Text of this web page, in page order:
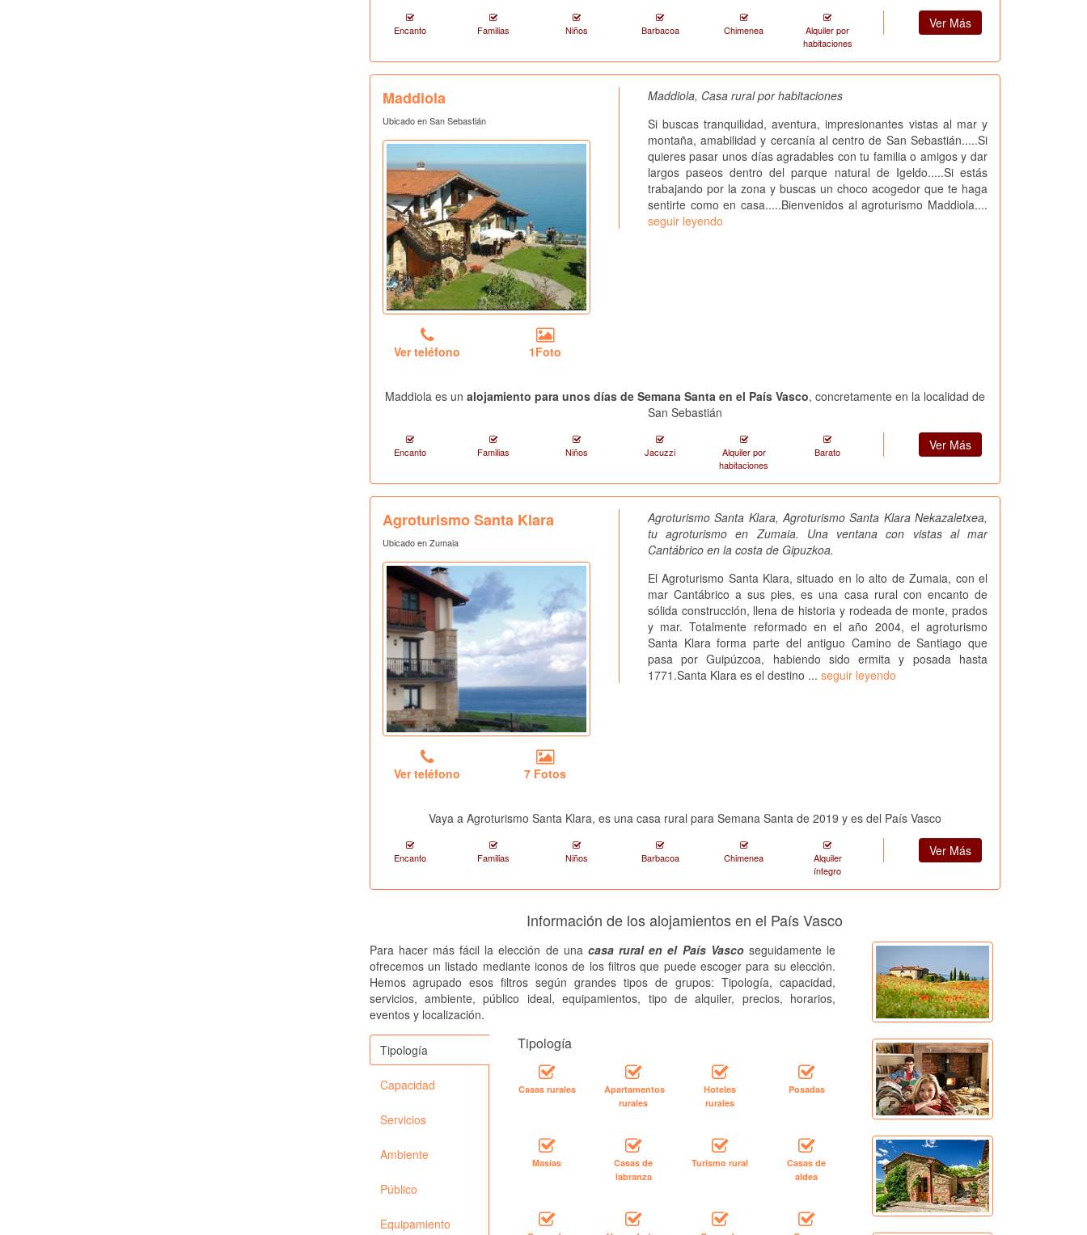
Encanto Familias Niños Barbacoa Chimenea
Alquiler por
habitaciones
Ver Más
Maddiola
Ubicado en San Sebastián
Ver teléfono 1Foto
Maddiola, Casa rural por habitaciones
Si buscas tranquilidad, aventura, impresionantes vistas al mar y
montaña, amabilidad y cercanía al centro de San Sebastián.....Si
quieres pasar unos días agradables con tu familia o amigos y dar
largos paseos dentro del parque natural de Igeldo.....Si estás
trabajando por la zona y buscas un choco acogedor que te haga
sentirte como en casa.....Bienvenidos al agroturismo Maddiola....
seguir leyendo
Maddiola es un alojamiento para unos días de Semana Santa en el País Vasco, concretamente en la localidad de
San Sebastián
Encanto Familias Niños Jacuzzi
Alquiler por
habitaciones
Barato Ver Más
Agroturismo Santa Klara
Ubicado en Zumaia
Ver teléfono 7 Fotos
Agroturismo Santa Klara, Agroturismo Santa Klara Nekazaletxea,
tu agroturismo en Zumaia. Una ventana con vistas al mar
Cantábrico en la costa de Gipuzkoa.
El Agroturismo Santa Klara, situado en lo alto de Zumaia, con el
mar Cantábrico a sus pies, es una casa rural con encanto de
sólida construcción, llena de historia y rodeada de monte, prados
y mar. Totalmente reformado en el año 2004, el agroturismo
Santa Klara forma parte del antiguo Camino de Santiago que
pasa por Guipúzcoa, habiendo sido ermita y posada hasta
1771.Santa Klara es el destino ... seguir leyendo
Vaya a Agroturismo Santa Klara, es una casa rural para Semana Santa de 2019 y es del País Vasco
Encanto Familias Niños Barbacoa Chimenea
Alquiler
íntegro
Ver Más
Información de los alojamientos en el País Vasco
Para hacer más fácil la elección de una casa rural en el País Vascoseguidamente le
ofrecemos un listado mediante iconos de los filtros que puede escoger para su elección.
Hemos agrupado esos filtros según grandes tipos de grupos: Tipología, capacidad,
servicios, ambiente, público ideal, equipamientos, tipo de alquiler, precios, horarios,
eventos y localización.
Tipología
Capacidad
Servicios
Ambiente
Público
Equipamiento
Tipología
Casas rurales
Apartamentos
rurales
Hoteles
rurales
Posadas
Masías
Casas de
labranza
Turismo rural
Casas de
aldea